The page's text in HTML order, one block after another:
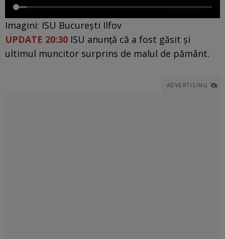
Imagini: ISU București Ilfov
UPDATE 20:30 ISU anunță că a fost găsit și
ultimul muncitor surprins de malul de pământ.
ADVERTISING